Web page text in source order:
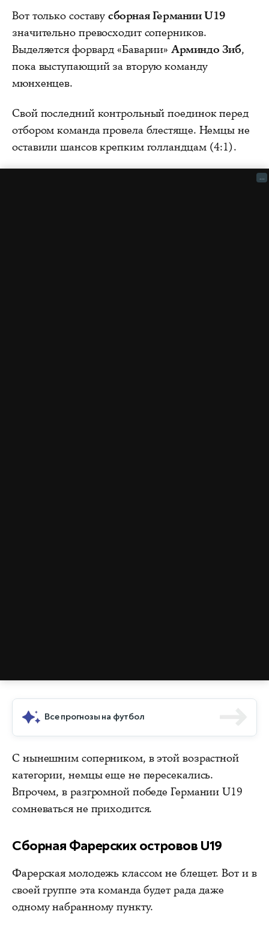
Вот только составусборная Германии U19
значительно превосходит соперников.
Выделяется форвард «Баварии»Арминдо Зиб,
пока выступающий за вторую команду
мюнхенцев.
Свой последний контрольный поединок перед
отбором команда провела блестяще. Немцы не
оставили шансов крепким голландцам (4:1).
...
Все прогнозы на футбол
С нынешним соперником, в этой возрастной
категории, немцы еще не пересекались.
Впрочем, в разгромной победе Германии U19
сомневаться не приходится.
Сборная Фарерских островов U19
Фарерская молодежь классом не блещет. Вот и в
своей группе эта команда будет рада даже
одному набранному пункту.